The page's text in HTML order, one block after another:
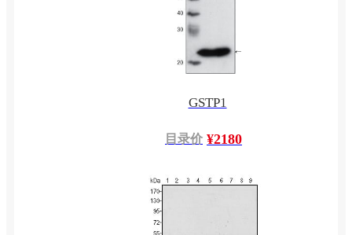
GSTP1
目录价 ¥2180